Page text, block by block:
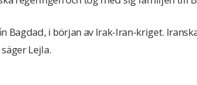
Bagdad, i början av Irak-Iran-kriget.
Lejla.